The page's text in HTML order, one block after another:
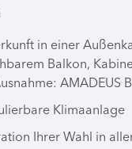
in einer
Balkon,
AMADEUS
Klimaanlage
Ihrer Wahl in